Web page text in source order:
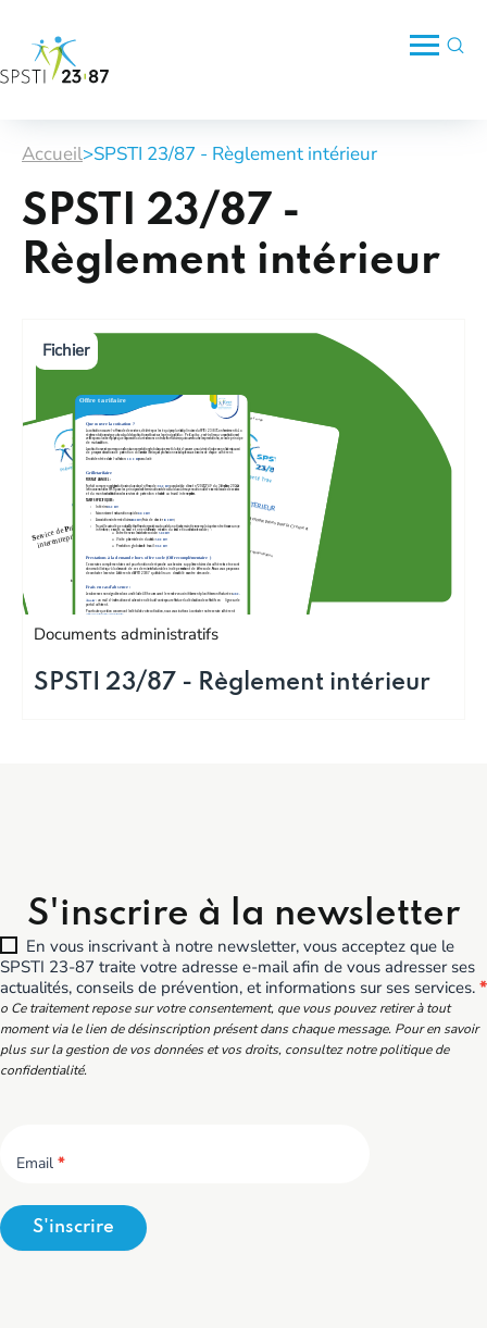
Accueil>SPSTI 23/87 - Règlement intérieur
SPSTI 23/87 -
Règlement intérieur
Documents administratifs
SPSTI 23/87 - Règlement intérieur
S'inscrire à la newsletter
En vous inscrivant à notre newsletter, vous acceptez que le
SPSTI 23-87 traite votre adresse e-mail afin de vous adresser ses
actualités, conseils de prévention, et informations sur ses services. *
o Ce traitement repose sur votre consentement, que vous pouvez retirer à tout
moment via le lien de désinscription présent dans chaque message. Pour en savoir
plus sur la gestion de vos données et vos droits, consultez notre politique de
confidentialité.
Email *
S'inscrire